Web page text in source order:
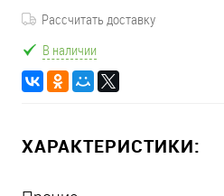
Рассчитать доставку
В наличии
ХАРАКТЕРИСТИКИ: